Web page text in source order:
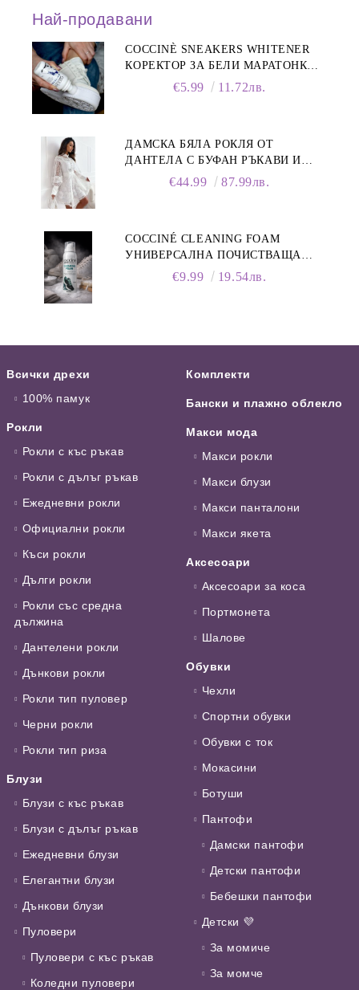
Най-продавани
COCCINÈ SNEAKERS WHITENER
КОРЕКТОР ЗА БЕЛИ МАРАТОНКИ,
€5.99 11.72лв.
ДАМСКА БЯЛА РОКЛЯ ОТ
ДАНТЕЛА С БУФАН РЪКАВИ И
€44.99 87.99лв.
COCCINÉ CLEANING FOAM
УНИВЕРСАЛНА ПОЧИСТВАЩА
ПЯНА ЗА ОБУВКИ, 150 МЛ
€9.99 19.54лв.
Всички дрехи
100% памук
Рокли
Рокли с къс ръкав
Рокли с дълъг ръкав
Ежедневни рокли
Официални рокли
Къси рокли
Дълги рокли
Рокли със средна
дължина
Дантелени рокли
Дънкови рокли
Рокли тип пуловер
Черни рокли
Рокли тип риза
Блузи
Блузи с къс ръкав
Блузи с дълъг ръкав
Ежедневни блузи
Елегантни блузи
Дънкови блузи
Пуловери
Пуловери с къс ръкав
Коледни пуловери
Комплекти
Бански и плажно облекло
Макси мода
Макси рокли
Макси блузи
Макси панталони
Макси якета
Аксесоари
Аксесоари за коса
Портмонета
Шалове
Обувки
Чехли
Спортни обувки
Обувки с ток
Мокасини
Ботуши
Пантофи
Дамски пантофи
Детски пантофи
Бебешки пантофи
Детски 💜
За момиче
За момче